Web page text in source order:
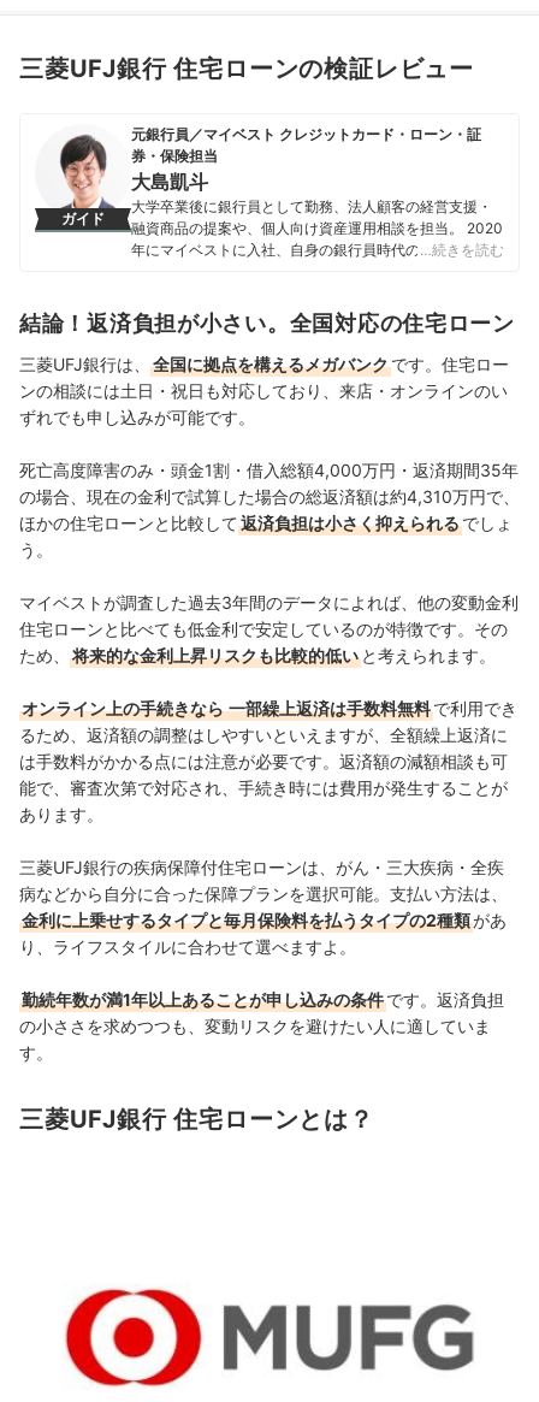
三菱UFJ銀行 住宅ローンの検証レビュー
ガイド
元銀行員／マイベスト クレジットカード・ローン・証
券・保険担当
大島凱斗
大学卒業後に銀行員として勤務、法人顧客の経営支援・
融資商品の提案や、個人向け資産運用相談を担当。 2020
年にマイベストに入社、自身の銀行員時代の経験を活か
済を専門に解説コンテンツの制作を統括する。 また、
Yahoo!ファイナンスで借入や投資への疑問や基礎知識に
関する連載も担当している。
大島凱斗のプロフィール
…続きを読む
結論！返済負担が小さい。全国対応の住宅ローン
三菱UFJ銀行は、 全国に拠点を構えるメガバンクです。住宅ロー
ンの相談には土日・祝日も対応しており、来店・オンラインのい
ずれでも申し込みが可能です。
死亡高度障害のみ・頭金1割・借入総額4,000万円・返済期間35年
の場合、現在の金利で試算した場合の総返済額は約4,310万円で、
ほかの住宅ローンと比較して返済負担は小さく抑えられるでしょ
う。
マイベストが調査した過去3年間のデータによれば、他の変動金利
住宅ローンと比べても低金利で安定しているのが特徴です。その
ため、
将来的な金利上昇リスクも比較的低い と考えられます。
オンライン上の手続きなら 一部繰上返済は手数料無料で利用でき
るため、返済額の調整はしやすいといえますが、全額繰上返済に
は手数料がかかる点には注意が必要です。返済額の減額相談も可
能で、審査次第で対応され、手続き時には費用が発生することが
あります。
三菱UFJ銀行の疾病保障付住宅ローンは、がん・三大疾病・全疾
病などから自分に合った保障プランを選択可能。支払い方法は、
金利に上乗せするタイプと毎月保険料を払うタイプの2種類があ
り、ライフスタイルに合わせて選べますよ。
勤続年数が満1年以上あることが申し込みの条件です。返済負担
の小ささを求めつつも、変動リスクを避けたい人に適していま
す。
三菱UFJ銀行 住宅ローンとは？